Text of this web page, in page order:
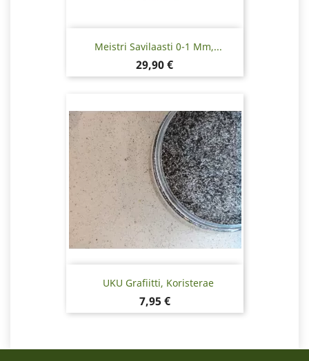
Meistri Savilaasti 0-1 Mm,...
Hinta
29,90 €
UKU Grafiitti, Koristerae
Hinta
7,95 €